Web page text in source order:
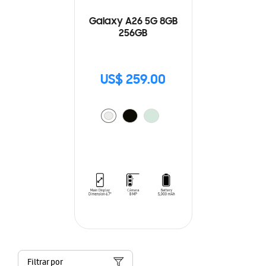
Galaxy A26 5G 8GB
256GB
US$ 259.00
Filtrar por